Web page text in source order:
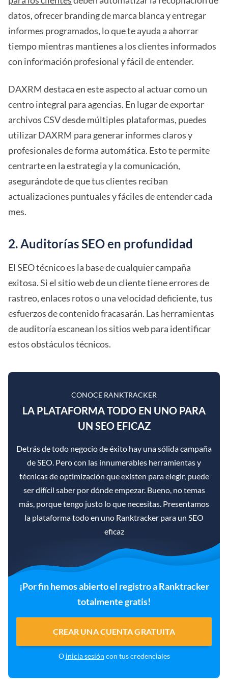
datos, ofrecer branding de marca blanca y entregar
informes programados, lo que te ayuda a ahorrar
tiempo mientras mantienes a los clientes informados
con información profesional y fácil de entender.
DAXRM destaca en este aspecto al actuar como un
centro integral para agencias. En lugar de exportar
archivos CSV desde múltiples plataformas, puedes
utilizar DAXRM para generar informes claros y
profesionales de forma automática. Esto te permite
centrarte en la estrategia y la comunicación,
asegurándote de que tus clientes reciban
actualizaciones puntuales y fáciles de entender cada
mes.
2. Auditorías SEO en profundidad
El SEO técnico es la base de cualquier campaña
exitosa. Si el sitio web de un cliente tiene errores de
rastreo, enlaces rotos o una velocidad deficiente, tus
esfuerzos de contenido fracasarán. Las herramientas
de auditoría escanean los sitios web para identificar
estos obstáculos técnicos.
CONOCE RANKTRACKER
LA PLATAFORMA TODO EN UNO PARA
UN SEO EFICAZ
Detrás de todo negocio de éxito hay una sólida campaña
de SEO. Pero con las innumerables herramientas y
técnicas de optimización que existen para elegir, puede
ser difícil saber por dónde empezar. Bueno, no temas
más, porque tengo justo lo que necesitas. Presentamos
la plataforma todo en uno Ranktracker para un SEO
eficaz
¡Por fin hemos abierto el registro a Ranktracker
totalmente gratis!
CREAR UNA CUENTA GRATUITA
O inicia sesión con tus credenciales